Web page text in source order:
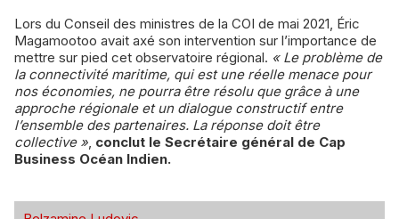
Lors du Conseil des ministres de la COI de mai 2021, Éric
Magamootoo avait axé son intervention sur l’importance de
mettre sur pied cet observatoire régional. « Le problème de
la connectivité maritime, qui est une réelle menace pour
nos économies, ne pourra être résolu que grâce à une
approche régionale et un dialogue constructif entre
l’ensemble des partenaires. La réponse doit être
collective », conclut le Secrétaire général de Cap
Business Océan Indien.